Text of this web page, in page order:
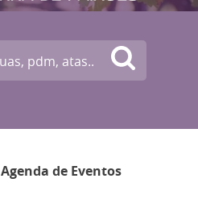
Agenda de Eventos